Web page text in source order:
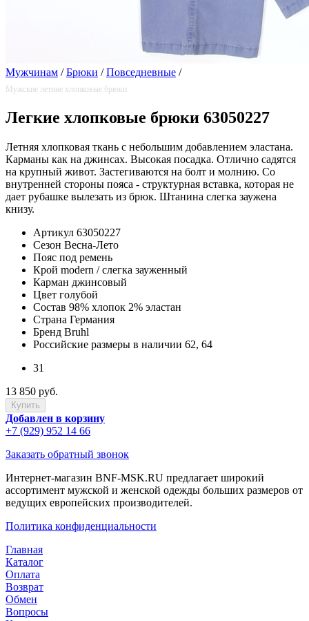
Мужчинам / Брюки / Повседневные /
Мужские летние хлопковые брюки
Легкие хлопковые брюки 63050227
Летняя хлопковая ткань с небольшим добавлением эластана.
Карманы как на джинсах. Высокая посадка. Отлично садятся
на крупный живот. Застегиваются на болт и молнию. Со
внутренней стороны пояса - структурная вставка, которая не
дает рубашке вылезать из брюк. Штанина слегка заужена
книзу.
Артикул 63050227
Сезон Весна-Лето
Пояс под ремень
Крой modern / слегка зауженный
Карман джинсовый
Цвет голубой
Состав 98% хлопок 2% эластан
Страна Германия
Бренд Bruhl
Российские размеры в наличии 62, 64
31
13 850 руб.
Добавлен в корзину
+7 (929) 952 14 66
Заказать обратный звонок
Интернет-магазин BNF-MSK.RU предлагает широкий
ассортимент мужской и женской одежды больших размеров от
ведущих европейских производителей.
Политика конфиденциальности
Главная
Каталог
Оплата
Возврат
Обмен
Вопросы